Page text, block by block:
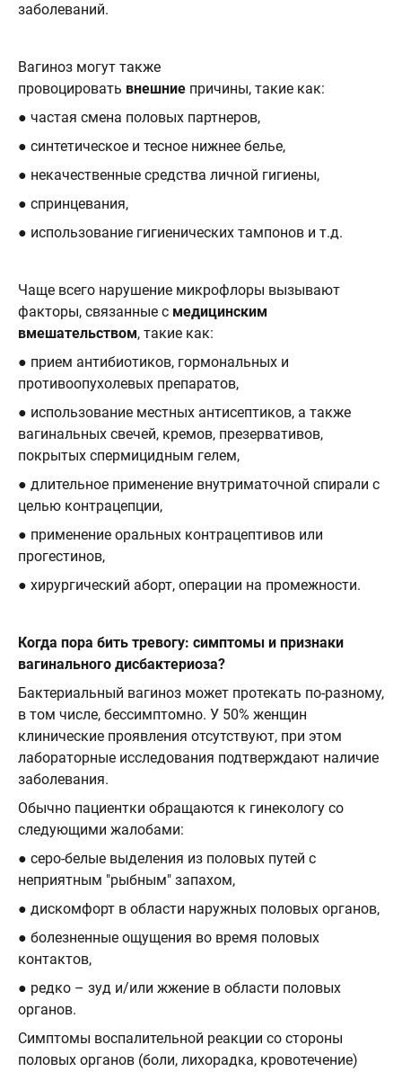
заболеваний.
Вагиноз могут также
провоцировать внешние причины, такие как:
● частая смена половых партнеров,
● синтетическое и тесное нижнее белье,
● некачественные средства личной гигиены,
● спринцевания,
● использование гигиенических тампонов и т.д.
Чаще всего нарушение микрофлоры вызывают
факторы, связанные с медицинским
вмешательством, такие как:
● прием антибиотиков, гормональных и
противоопухолевых препаратов,
● использование местных антисептиков, а также
вагинальных свечей, кремов, презервативов,
покрытых спермицидным гелем,
● длительное применение внутриматочной спирали с
целью контрацепции,
● применение оральных контрацептивов или
прогестинов,
● хирургический аборт, операции на промежности.
Когда пора бить тревогу: симптомы и признаки
вагинального дисбактериоза?
Бактериальный вагиноз может протекать по-разному,
в том числе, бессимптомно. У 50% женщин
клинические проявления отсутствуют, при этом
лабораторные исследования подтверждают наличие
заболевания.
Обычно пациентки обращаются к гинекологу со
следующими жалобами:
● серо-белые выделения из половых путей с
неприятным "рыбным" запахом,
● дискомфорт в области наружных половых органов,
● болезненные ощущения во время половых
контактов,
● редко – зуд и/или жжение в области половых
органов.
Симптомы воспалительной реакции со стороны
половых органов (боли, лихорадка, кровотечение)